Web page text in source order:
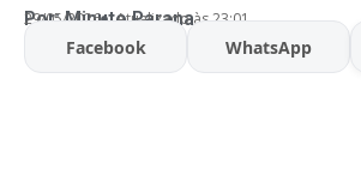
Por:Minuto Parana
29/05/2026 Atualizado às 23:01
Facebook WhatsApp